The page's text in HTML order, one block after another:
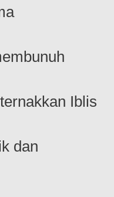
Iblis
dan